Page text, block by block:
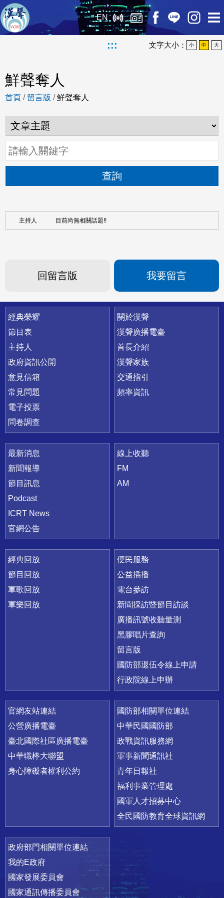
EN
::: 文字大小： 小 中 大
鮮聲奪人
首頁 / 留言版 /鮮聲奪人
查詢
目前尚無相關話題!!
回留言版 我要留言
快速連結
經典榮耀
節目表
主持人
政府資訊公開
意見信箱
常見問題
電子投票
問卷調查
關於漢聲
漢聲廣播電臺
首長介紹
漢聲家族
交通指引
頻率資訊
最新消息
新聞報導
節目訊息
Podcast
ICRT News
官網公告
線上收聽
FM
AM
經典回放
節目回放
軍歌回放
軍樂回放
便民服務
公益插播
電台參訪
新聞採訪暨節目訪談
廣播訊號收聽量測
黑膠唱片查詢
留言版
國防部退伍令線上申請
行政院線上申辦
官網友站連結
公營廣播電臺
臺北國際社區廣播電臺
中華職棒大聯盟
身心障礙者權利公約
國防部相關單位連結
中華民國國防部
政戰資訊服務網
軍事新聞通訊社
青年日報社
福利事業管理處
國軍人才招募中心
全民國防教育全球資訊網
政府部門相關單位連結
我的E政府
國家發展委員會
國家通訊傳播委員會